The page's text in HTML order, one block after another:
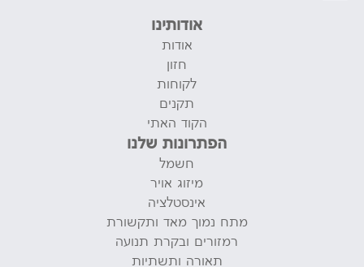
אודותינו
אודות
חזון
לקוחות
תקנים
הקוד האתי
הפתרונות שלנו
חשמל
מיזוג אויר
אינסטלציה
מתח נמוך מאד ותקשורת
רמזורים ובקרת תנועה
תאורה ותשתיות